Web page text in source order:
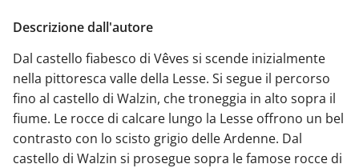
Descrizione dall'autore
Dal castello fiabesco di Vêves si scende inizialmente
nella pittoresca valle della Lesse. Si segue il percorso
fino al castello di Walzin, che troneggia in alto sopra il
fiume. Le rocce di calcare lungo la Lesse offrono un bel
contrasto con lo scisto grigio delle Ardenne. Dal
castello di Walzin si prosegue sopra le famose rocce di